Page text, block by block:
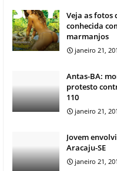
Veja as fotos
conhecida
marmanjos
janeiro 21,
Antas-BA:
protesto
110
janeiro 21,
Jovem
Aracaju-SE
janeiro 21,